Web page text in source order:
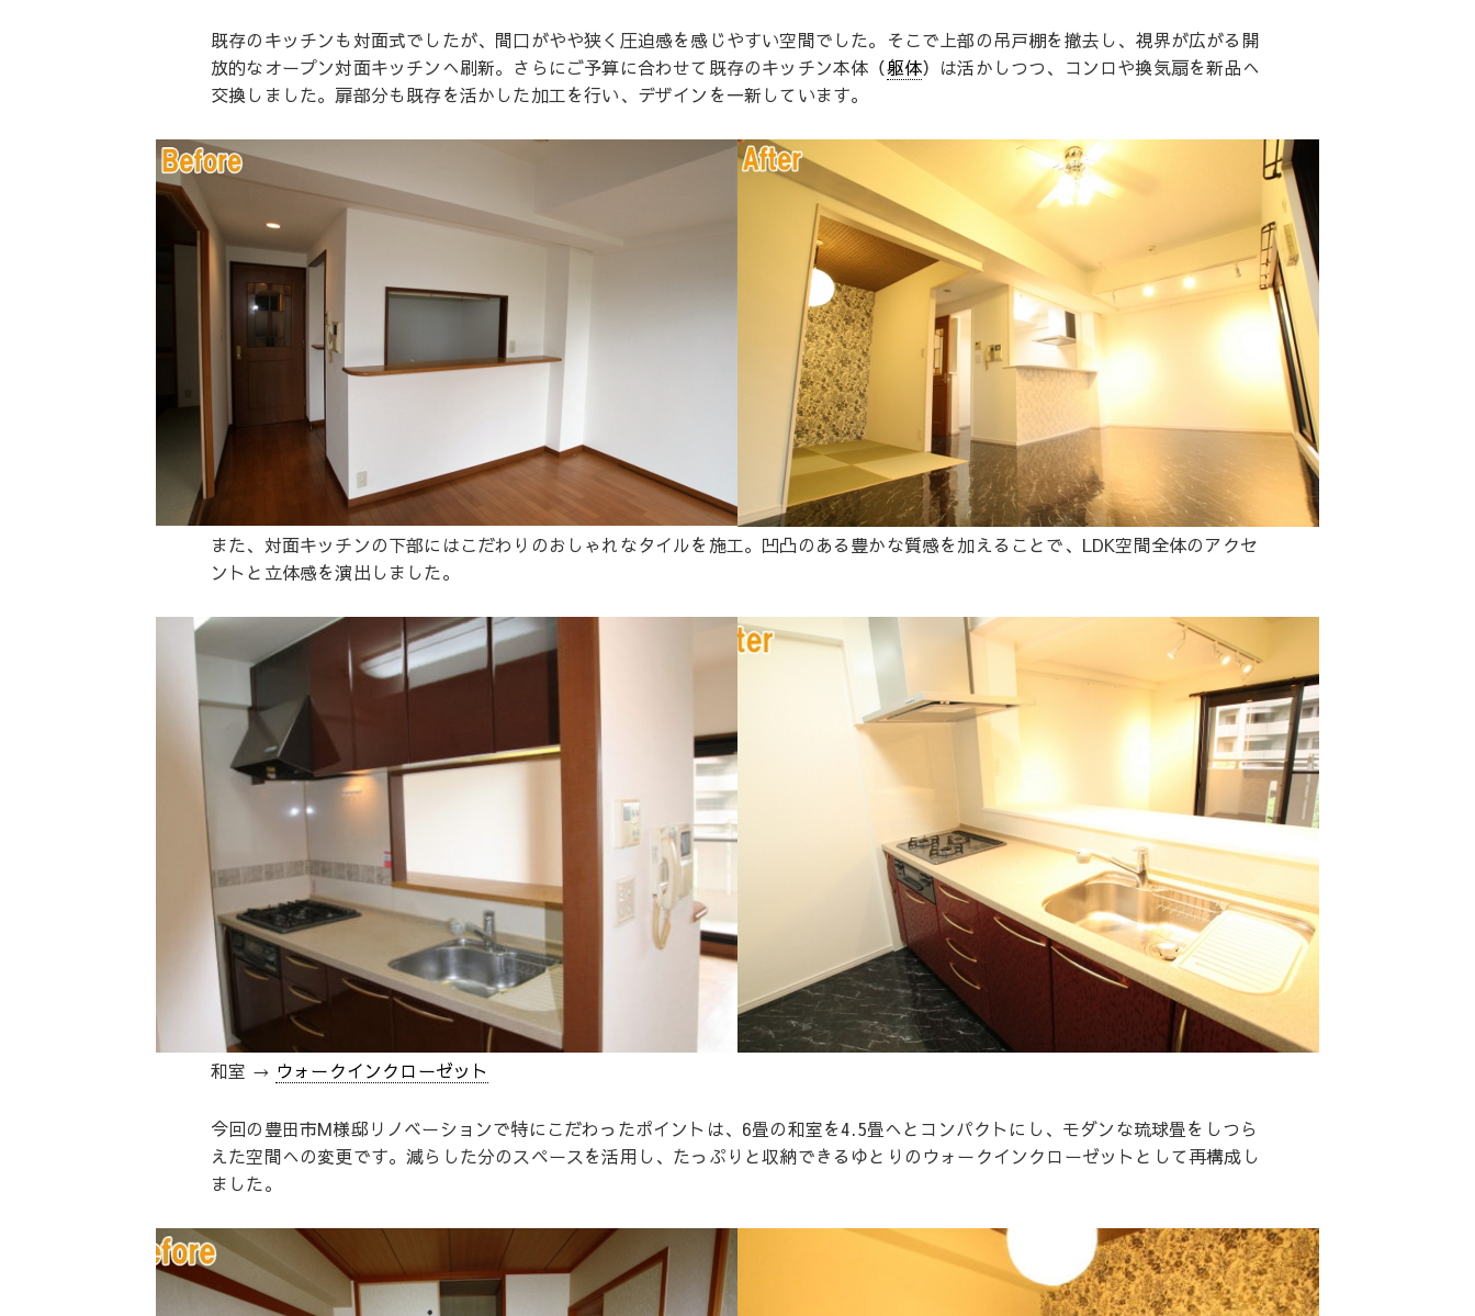
既存のキッチンも対面式でしたが、間口がやや狭く圧迫感を感じやすい空間でした。そこで上部の吊戸棚を撤去し、視界が広がる開
放的なオープン対面キッチンへ刷新。さらにご予算に合わせて既存のキッチン本体（躯体）は活かしつつ、コンロや換気扇を新品へ
交換しました。扉部分も既存を活かした加工を行い、デザインを一新しています。
また、対面キッチンの下部にはこだわりのおしゃれなタイルを施工。凹凸のある豊かな質感を加えることで、LDK空間全体のアクセ
ントと立体感を演出しました。
和室 → ウォークインクローゼット
今回の豊田市M様邸リノベーションで特にこだわったポイントは、6畳の和室を4.5畳へとコンパクトにし、モダンな琉球畳をしつら
えた空間への変更です。減らした分のスペースを活用し、たっぷりと収納できるゆとりのウォークインクローゼットとして再構成し
ました。